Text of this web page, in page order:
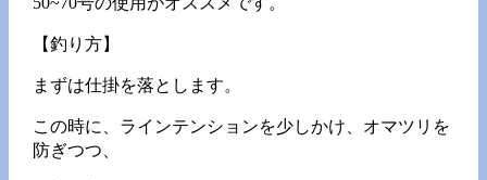
【釣り方】
まずは仕掛を落とします。
この時に、ラインテンションを少しかけ、オマツリを
防ぎつつ、